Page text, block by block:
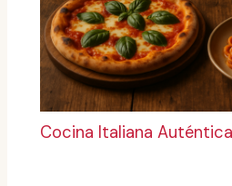
Cocina Italiana